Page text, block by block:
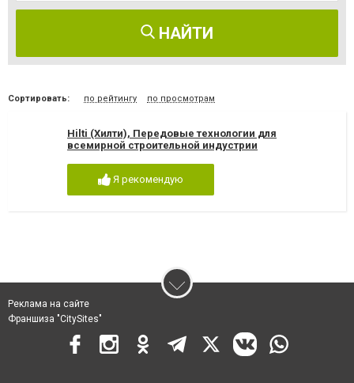
НАЙТИ
Сортировать: по рейтингу по просмотрам
Hilti (Хилти), Передовые технологии для
всемирной строительной индустрии
Я рекомендую
Реклама на сайте
Франшиза "CitySites"